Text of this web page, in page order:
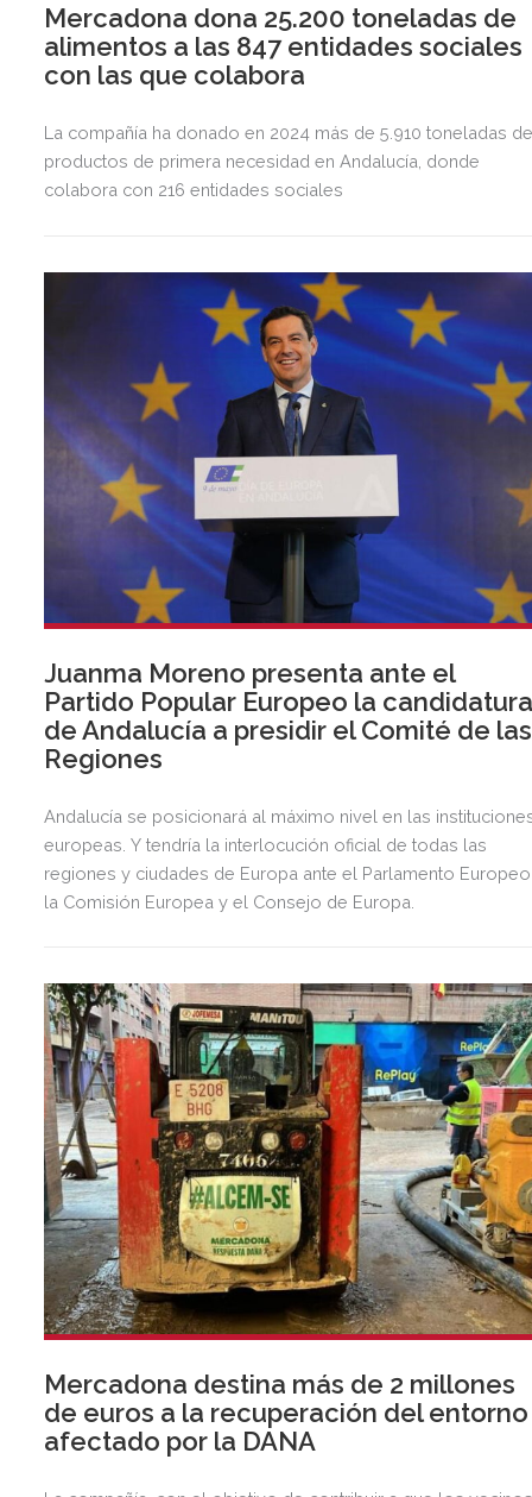
Mercadona dona 25.200 toneladas de
alimentos a las 847 entidades sociales
con las que colabora
La compañía ha donado en 2024 más de 5.910 toneladas
productos de primera necesidad en Andalucía, donde
colabora con 216 entidades sociales
Juanma Moreno presenta ante el
Partido Popular Europeo la
de Andalucía a presidir el Comité de las
Regiones
Andalucía se posicionará al máximo nivel en las
europeas. Y tendría la interlocución oficial de todas las
regiones y ciudades de Europa ante el Parlamento
la Comisión Europea y el Consejo de Europa.
Mercadona destina más de 2 millones
de euros a la recuperación del entorno
afectado por la DANA